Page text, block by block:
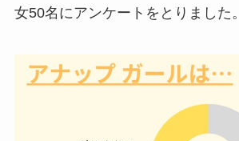
女50名にアンケートをとりました。